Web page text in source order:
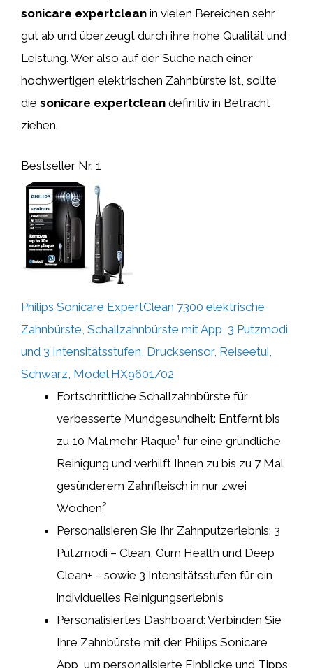
sonicare expertclean in vielen Bereichen sehr
gut ab und überzeugt durch ihre hohe Qualität und
Leistung. Wer also auf der Suche nach einer
hochwertigen elektrischen Zahnbürste ist, sollte
die sonicare expertclean definitiv in Betracht
ziehen.
Bestseller Nr. 1
Philips Sonicare ExpertClean 7300 elektrische
Zahnbürste, Schallzahnbürste mit App, 3 Putzmodi
und 3 Intensitätsstufen, Drucksensor, Reiseetui,
Schwarz, Model HX9601/02
Fortschrittliche Schallzahnbürste für
verbesserte Mundgesundheit: Entfernt bis
zu 10 Mal mehr Plaque¹ für eine gründliche
Reinigung und verhilft Ihnen zu bis zu 7 Mal
gesünderem Zahnfleisch in nur zwei
Wochen²
Personalisieren Sie Ihr Zahnputzerlebnis: 3
Putzmodi – Clean, Gum Health und Deep
Clean+ – sowie 3 Intensitätsstufen für ein
individuelles Reinigungserlebnis
Personalisiertes Dashboard: Verbinden Sie
Ihre Zahnbürste mit der Philips Sonicare
App, um personalisierte Einblicke und Tipps